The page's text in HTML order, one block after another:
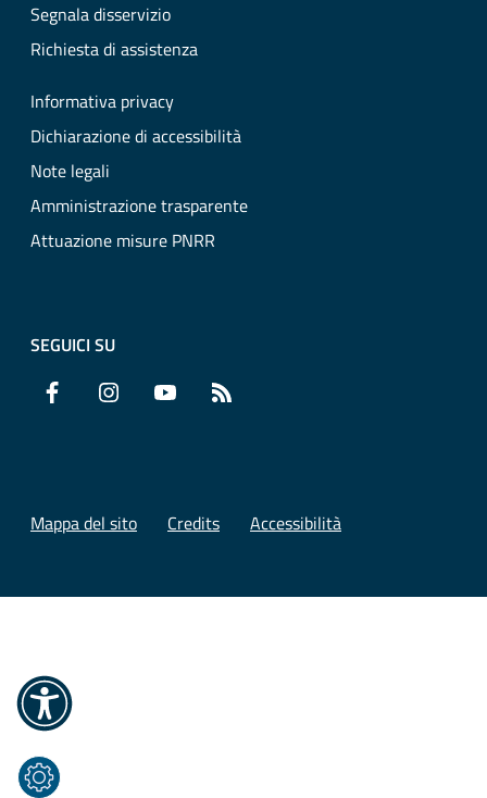
Segnala disservizio
Richiesta di assistenza
Informativa privacy
Dichiarazione di accessibilità
Note legali
Amministrazione trasparente
Attuazione misure PNRR
SEGUICI SU
Facebook Instagram YouTube
Mappa del sito Credits Accessibilità